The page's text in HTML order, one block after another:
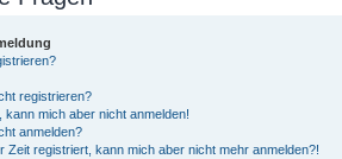
registrieren?
kann mich aber nicht anmelden!
anmelden?
Zeit registriert, kann mich aber nicht mehr anmelden?!